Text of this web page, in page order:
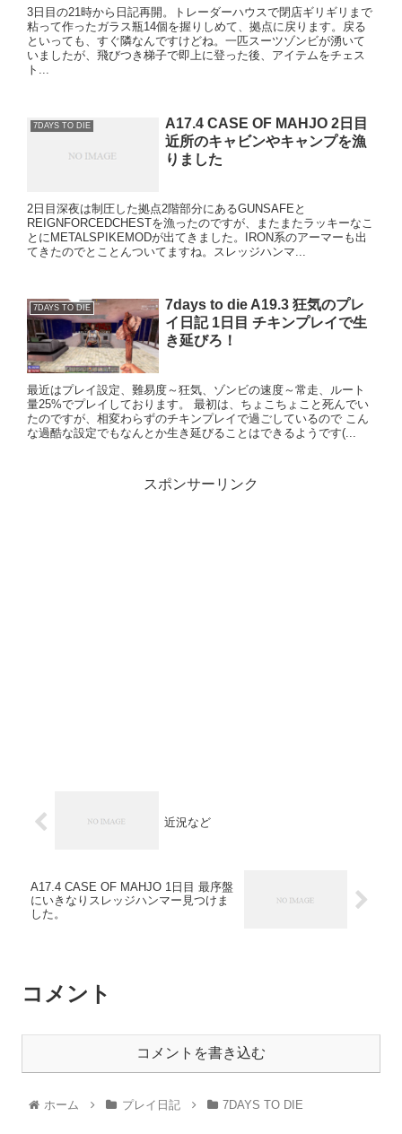
3日目の21時から日記再開。トレーダーハウスで閉店ギリギリまで
粘って作ったガラス瓶14個を握りしめて、拠点に戻ります。戻る
といっても、すぐ隣なんですけどね。一匹スーツゾンビが湧いて
いましたが、飛びつき梯子で即上に登った後、アイテムをチェス
ト...
7DAYS TO DIE
A17.4 CASE OF MAHJO 2日目
近所のキャビンやキャンプを漁
りました
2日目深夜は制圧した拠点2階部分にあるGUNSAFEと
REIGNFORCEDCHESTを漁ったのですが、またまたラッキーなこ
とにMETALSPIKEMODが出てきました。IRON系のアーマーも出
てきたのでとことんついてますね。スレッジハンマ...
7DAYS TO DIE
7days to die A19.3 狂気のプレ
イ日記 1日目 チキンプレイで生
き延びろ！
最近はプレイ設定、難易度～狂気、ゾンビの速度～常走、ルート
量25%でプレイしております。 最初は、ちょこちょこと死んでい
たのですが、相変わらずのチキンプレイで過ごしているので こん
な過酷な設定でもなんとか生き延びることはできるようです(...
スポンサーリンク
近況など
A17.4 CASE OF MAHJO 1日目 最序盤
にいきなりスレッジハンマー見つけま
した。
コメント
コメントを書き込む
ホーム プレイ日記 7DAYS TO DIE